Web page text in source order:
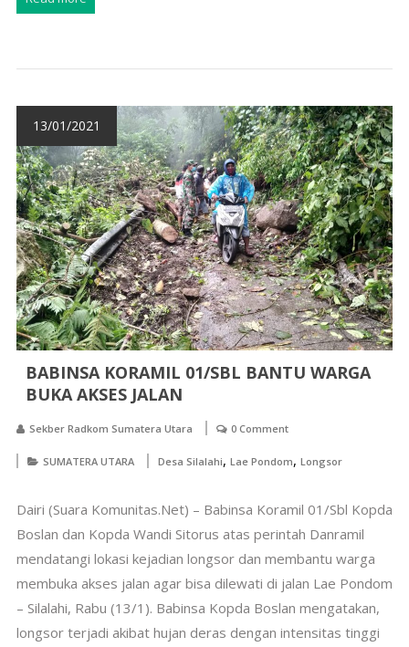
13/01/2021
BABINSA KORAMIL 01/SBL BANTU WARGA
BUKA AKSES JALAN
Sekber Radkom Sumatera Utara 0 Comment
SUMATERA UTARA Desa Silalahi, Lae Pondom, Longsor
Dairi (Suara Komunitas.Net) – Babinsa Koramil 01/Sbl Kopda
Boslan dan Kopda Wandi Sitorus atas perintah Danramil
mendatangi lokasi kejadian longsor dan membantu warga
membuka akses jalan agar bisa dilewati di jalan Lae Pondom
– Silalahi, Rabu (13/1). Babinsa Kopda Boslan mengatakan,
longsor terjadi akibat hujan deras dengan intensitas tinggi